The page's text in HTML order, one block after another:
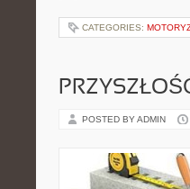
CATEGORIES:
POSTED BY ADMIN